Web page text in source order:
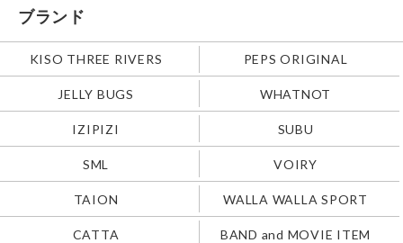
ブランド
KISO THREE RIVERS PEPS ORIGINAL
JELLY BUGS WHATNOT
IZIPIZI SUBU
SML VOIRY
TAION WALLA WALLA SPORT
CATTA BAND and MOVIE ITEM